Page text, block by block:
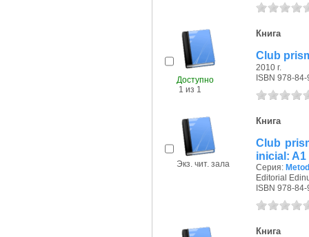
Доступно
1 из 1
Книга
Club
2010 г.
ISBN 978-
Экз. чит. зала
Книга
Club
inicial: A1
Серия:
Editorial
ISBN 978-
Книга